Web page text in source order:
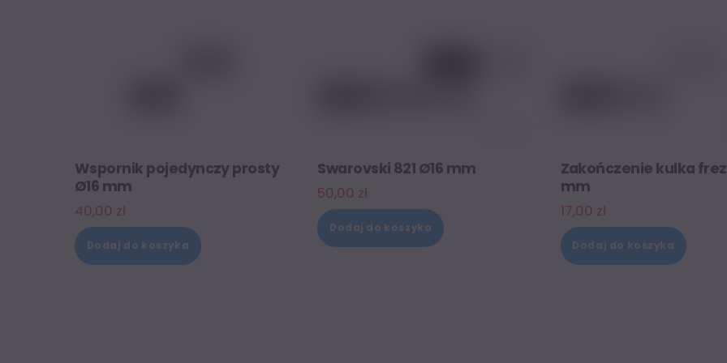
Wspornik pojedynczy prosty
Ø16 mm
40,00 zł
Dodaj do koszyka
Swarovski 821 Ø16 mm
50,00 zł
Dodaj do koszyka
Zakończenie kulka
mm
17,00 zł
Dodaj do koszyka